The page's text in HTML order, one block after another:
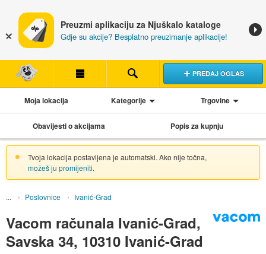
Preuzmi aplikaciju za Njuškalo kataloge
Gdje su akcije? Besplatno preuzimanje aplikacije!
PREDAJ OGLAS
Moja lokacija Kategorije Trgovine
Obavijesti o akcijama Popis za kupnju
Tvoja lokacija postavljena je automatski. Ako nije točna,
možeš ju promijeniti.
Poslovnice Ivanić-Grad
Vacom računala Ivanić-Grad,
Savska 34, 10310 Ivanić-Grad